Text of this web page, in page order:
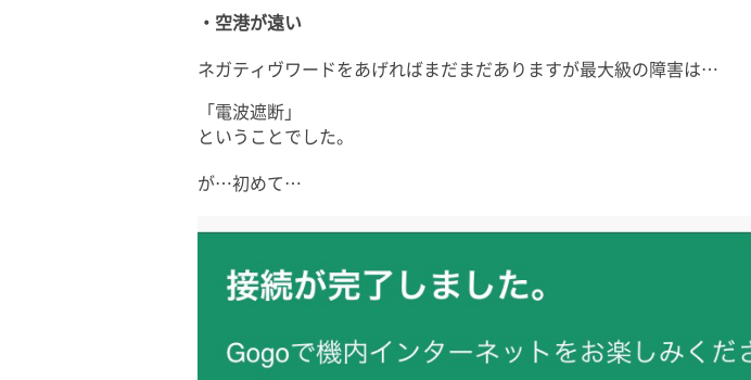
・空港が遠い
ネガティヴワードをあげればまだまだありますが最大級の障害は…
「電波遮断」
ということでした。
が…初めて…